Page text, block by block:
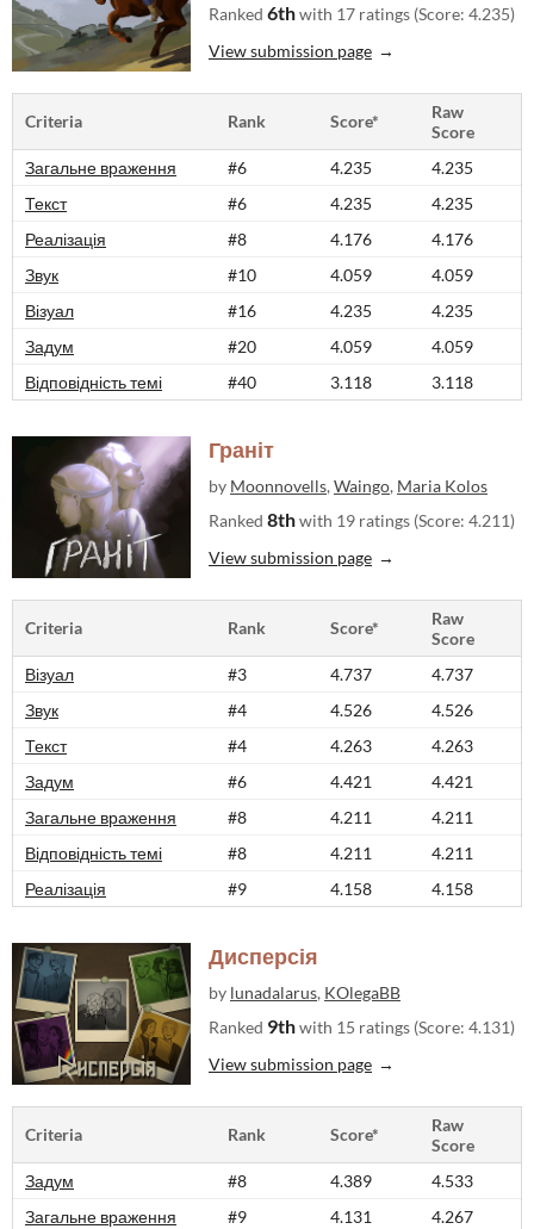
Ranked 6thwith 17 ratings (Score: 4.235)
View submission page
Criteria Rank Score*
Raw
Score
Загальне враження
#6 4.235
4.235
Текст
#6 4.235
4.235
Реалізація
#8 4.176
4.176
Звук
#10 4.059
4.059
Візуал
#16 4.235
4.235
Задум
#20 4.059
4.059
Відповідність темі
#40 3.118 3.118
Граніт
by Moonnovells, Waingo, Maria Kolos
Ranked 8thwith 19 ratings (Score: 4.211)
View submission page
Criteria Rank Score*
Raw
Score
Візуал
#3 4.737
4.737
Звук
#4 4.526
4.526
Текст
#4 4.263
4.263
Задум
#6 4.421
4.421
Загальне враження
#8 4.211
4.211
Відповідність темі
#8 4.211
4.211
Реалізація
#9 4.158 4.158
Дисперсія
by lunadalarus, KOlegaBB
Ranked 9thwith 15 ratings (Score: 4.131)
View submission page
Criteria Rank Score*
Raw
Score
Задум
#8 4.389
4.533
Загальне враження
#9 4.131
4.267